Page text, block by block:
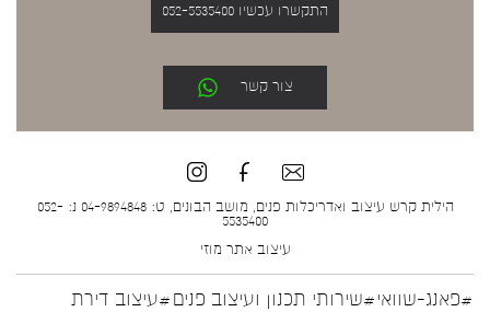
התקשרו עכשיו 052-5535400
צור קשר
הילית קרש עיצוב ואדריכלות פנים, מושב הבונים, ט: 04-9894848 נ: 052-
5535400
עיצוב אתר מוזי
#פאנג-שוואי#שירותי תכנון ועיצוב פנים#עיצוב דירת